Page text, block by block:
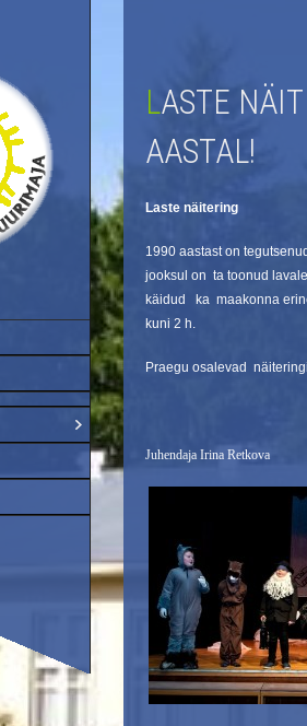
LASTE NÄITERING LÕPETAS OMA TEGEVUSE 2022
AASTAL!
Laste näitering
1990 aastast on
jooksul on ta toonud
käidud ka maakonna
kuni 2 h.
Praegu osalevad
Juhendaja Irina Retkova